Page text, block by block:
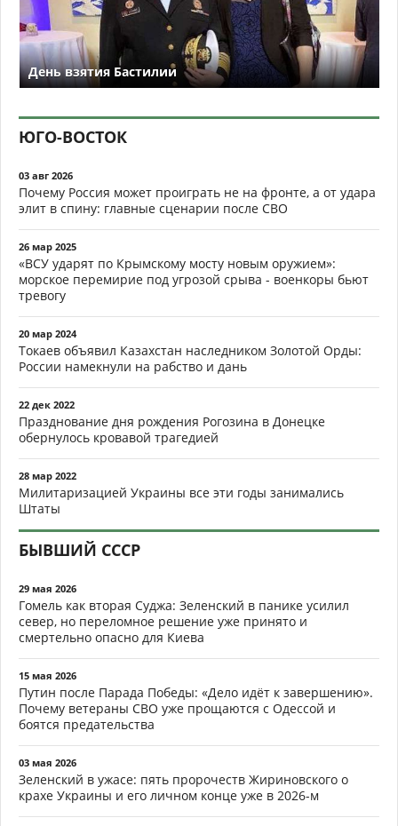
День взятия Бастилии
ЮГО-ВОСТОК
03 авг 2026
Почему Россия может проиграть не на фронте, а от удара
элит в спину: главные сценарии после СВО
26 мар 2025
«ВСУ ударят по Крымскому мосту новым оружием»:
морское перемирие под угрозой срыва - военкоры бьют
тревогу
20 мар 2024
Токаев объявил Казахстан наследником Золотой Орды:
России намекнули на рабство и дань
22 дек 2022
Празднование дня рождения Рогозина в Донецке
обернулось кровавой трагедией
28 мар 2022
Милитаризацией Украины все эти годы занимались
Штаты
БЫВШИЙ СССР
29 мая 2026
Гомель как вторая Суджа: Зеленский в панике усилил
север, но переломное решение уже принято и
смертельно опасно для Киева
15 мая 2026
Путин после Парада Победы: «Дело идёт к завершению».
Почему ветераны СВО уже прощаются с Одессой и
боятся предательства
03 мая 2026
Зеленский в ужасе: пять пророчеств Жириновского о
крахе Украины и его личном конце уже в 2026-м